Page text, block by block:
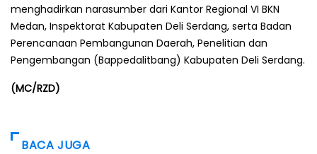
menghadirkan narasumber dari Kantor Regional VI BKN
Medan, Inspektorat Kabupaten Deli Serdang, serta Badan
Perencanaan Pembangunan Daerah, Penelitian dan
Pengembangan (Bappedalitbang) Kabupaten Deli Serdang.
(MC/RZD)
BACA JUGA